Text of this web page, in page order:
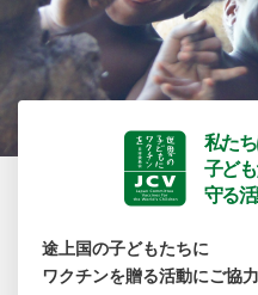
私たち
子ど
守る活
途上国の子どもたちに
ワクチンを贈る活動にご協力